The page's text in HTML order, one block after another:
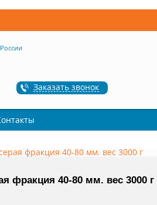
Заказать звонок
фракция 40-80 мм. вес 3000 г
фракция 40-80 мм. вес 3000 г